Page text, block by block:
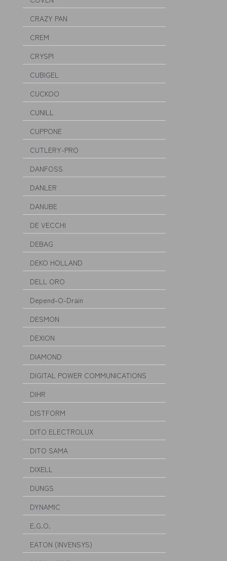
CRAZY PAN
CREM
CRYSPI
CUBIGEL
CUCKOO
CUNILL
CUPPONE
CUTLERY-PRO
DANFOSS
DANLER
DANUBE
DE VECCHI
DEBAG
DEKO HOLLAND
DELL ORO
Depend-O-Drain
DESMON
DEXION
DIAMOND
DIGITAL POWER COMMUNICATIONS
DIHR
DISTFORM
DITO ELECTROLUX
DITO SAMA
DIXELL
DUNGS
DYNAMIC
E.G.O.
EATON (INVENSYS)